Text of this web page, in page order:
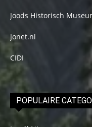
Joods Historisch
Jonet.nl
CIDI
POPULAIRE